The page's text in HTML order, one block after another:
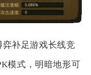
弈补足游戏长线竞
模式，明暗地形可